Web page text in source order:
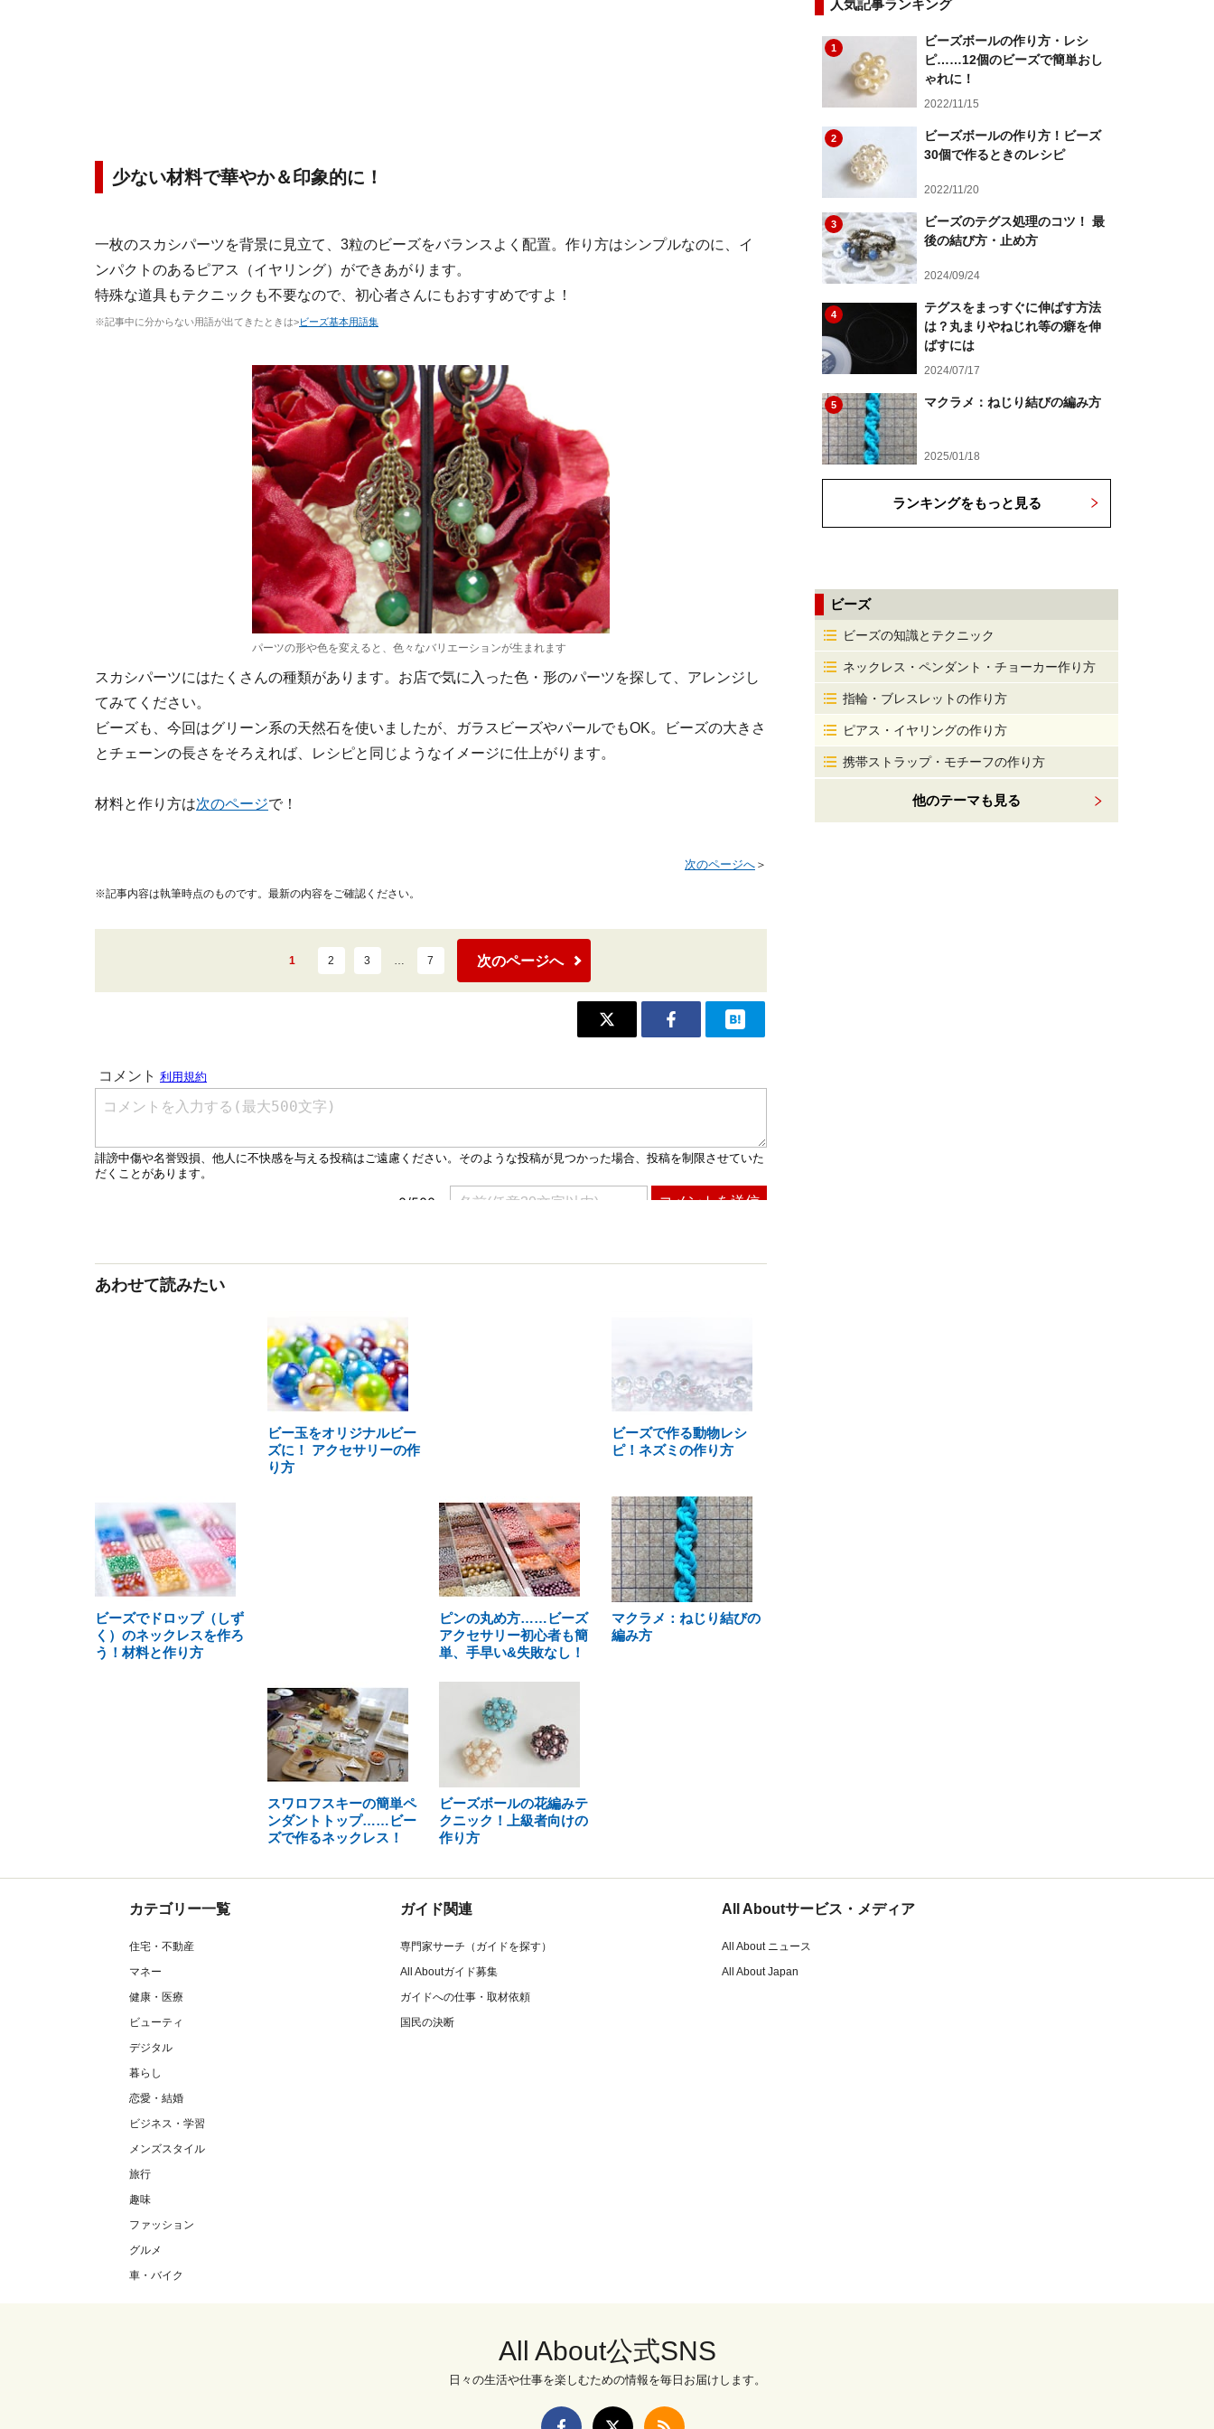
少ない材料で華やか＆印象的に！
一枚のスカシパーツを背景に見立て、3粒のビーズをバランスよく配置。作り方はシンプルなのに、イ
ンパクトのあるピアス（イヤリング）ができあがります。
特殊な道具もテクニックも不要なので、初心者さんにもおすすめですよ！
※記事中に分からない用語が出てきたときは>ビーズ基本用語集
パーツの形や色を変えると、色々なバリエーションが生まれます
スカシパーツにはたくさんの種類があります。お店で気に入った色・形のパーツを探して、アレンジし
てみてください。
ビーズも、今回はグリーン系の天然石を使いましたが、ガラスビーズやパールでもOK。ビーズの大きさ
とチェーンの長さをそろえれば、レシピと同じようなイメージに仕上がります。
材料と作り方は次のページで！
次のページへ ＞
※記事内容は執筆時点のものです。最新の内容をご確認ください。
1 2 3 … 7 次のページへ
あわせて読みたい
ビー玉をオリジナルビー
ズに！ アクセサリーの作
り方
ビーズで作る動物レシ
ピ！ネズミの作り方
ビーズでドロップ（しず
く）のネックレスを作ろ
う！材料と作り方
ピンの丸め方……ビーズ
アクセサリー初心者も簡
単、手早い&失敗なし！
マクラメ：ねじり結びの
編み方
スワロフスキーの簡単ペ
ンダントトップ……ビー
ズで作るネックレス！
ビーズボールの花編みテ
クニック！上級者向けの
作り方
人気記事ランキング
1
ビーズボールの作り方・レシ
ピ……12個のビーズで簡単おし
ゃれに！
2022/11/15
2
ビーズボールの作り方！ビーズ
30個で作るときのレシピ
2022/11/20
3
ビーズのテグス処理のコツ！ 最
後の結び方・止め方
2024/09/24
4
テグスをまっすぐに伸ばす方法
は？丸まりやねじれ等の癖を伸
ばすには
2024/07/17
5 マクラメ：ねじり結びの編み方
2025/01/18
ランキングをもっと見る
ビーズ
ビーズの知識とテクニック
ネックレス・ペンダント・チョーカー作り方
指輪・ブレスレットの作り方
ピアス・イヤリングの作り方
携帯ストラップ・モチーフの作り方
他のテーマも見る
カテゴリー一覧
住宅・不動産
マネー
健康・医療
ビューティ
デジタル
暮らし
恋愛・結婚
ビジネス・学習
メンズスタイル
旅行
趣味
ファッション
グルメ
車・バイク
ガイド関連
専門家サーチ（ガイドを探す）
All Aboutガイド募集
ガイドへの仕事・取材依頼
国民の決断
All Aboutサービス・メディア
All About ニュース
All About Japan
All About公式SNS
日々の生活や仕事を楽しむための情報を毎日お届けします。